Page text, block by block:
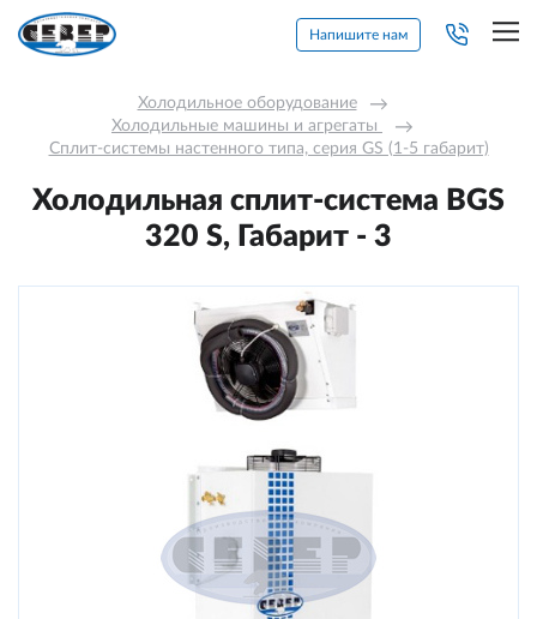
Напишите нам
Холодильное оборудование →
Холодильные машины и агрегаты →
Сплит-системы настенного типа, серия GS (1-5 габарит)
Холодильная сплит-система BGS
320 S, Габарит - 3